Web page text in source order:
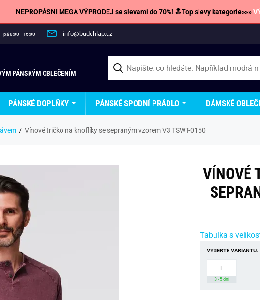
NEPROPÁSNI MEGA VÝPRODEJ se slevami do 70%! 🔝Top slevy kategorie»»»
pá 8:00 - 16:00 info@budchlap.cz
PÁNSKÝM OBLEČENÍM
PÁNSKÉ DOPLŇKY PÁNSKÉ SPODNÍ PRÁDLO DÁMSKÉ
Vínové tričko na knoflíky se sepraným vzorem V3 TSWT-0150
VÍNOVÉ
Tabulka s
VYBERTE VARIANTU:
L
3 - 5 dní